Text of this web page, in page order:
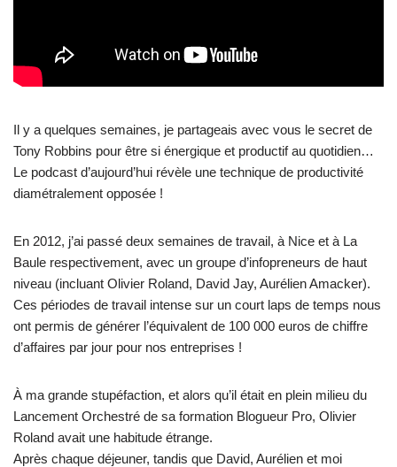
Il y a quelques semaines, je partageais avec vous le secret de
Tony Robbins pour être si énergique et productif au quotidien…
Le podcast d’aujourd’hui révèle une technique de productivité
diamétralement opposée !
En 2012, j’ai passé deux semaines de travail, à Nice et à La
Baule respectivement, avec un groupe d’infopreneurs de haut
niveau (incluant Olivier Roland, David Jay, Aurélien Amacker).
Ces périodes de travail intense sur un court laps de temps nous
ont permis de générer l’équivalent de 100 000 euros de chiffre
d’affaires par jour pour nos entreprises !
À ma grande stupéfaction, et alors qu’il était en plein milieu du
Lancement Orchestré de sa formation Blogueur Pro, Olivier
Roland avait une habitude étrange.
Après chaque déjeuner, tandis que David, Aurélien et moi